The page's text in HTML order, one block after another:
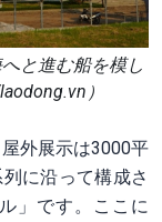
と進む船を模し
）
外展示は3000平
に沿って構成さ
」です。ここに